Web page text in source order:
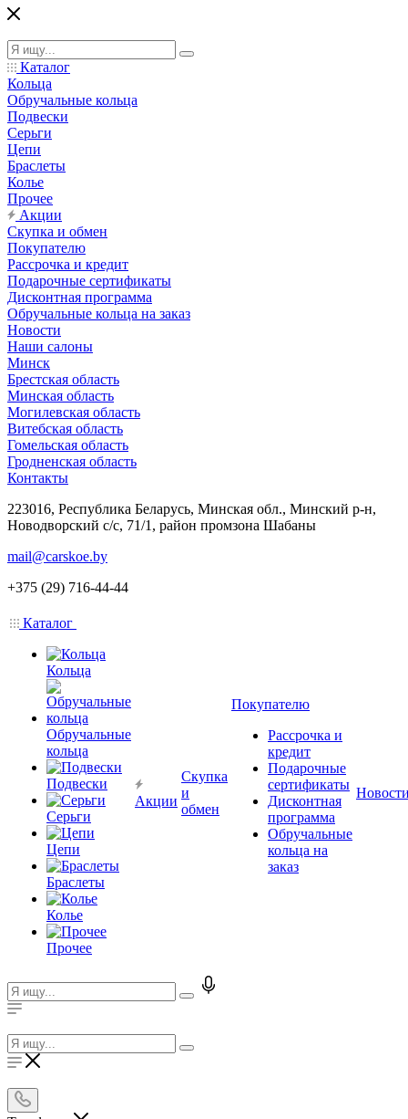
Каталог
Кольца
Обручальные кольца
Подвески
Серьги
Цепи
Браслеты
Колье
Прочее
Акции
Скупка и обмен
Покупателю
Рассрочка и кредит
Подарочные сертификаты
Дисконтная программа
Обручальные кольца на заказ
Новости
Наши салоны
Минск
Брестская область
Минская область
Могилевская область
Витебская область
Гомельская область
Гродненская область
Контакты
223016, Республика Беларусь, Минская обл., Минский р-н,
Новодворский с/с, 71/1, район промзона Шабаны
mail@carskoe.by
+375 (29) 716-44-44
Каталог
Кольца
Обручальные
кольца
Подвески
Серьги
Цепи
Браслеты
Колье
Прочее
Акции
Скупка
и
обмен
Покупателю
Рассрочка и
кредит
Подарочные
сертификаты
Дисконтная
программа
Обручальные
кольца на
заказ